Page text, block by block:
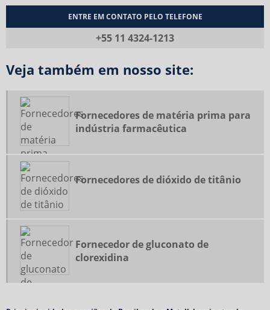
FABRICANTES DE INSUMOS QUÍMICOS
FLUORETO DE SÓDIO
FLUORETO DE SÓDIO PREÇO
FLUORETO DE SÓDIO VALOR
FORNECEDOR DE DIGLUCONATO DE CLOREXIDINA
FORNECEDOR DE GLUCONATO DE CLOREXIDINA
FORNECEDOR DE MENTOL
FORNECEDOR DE MOLIBDÊNIO METÁLICO
FORNECEDORES DE INSUMOS FARMACÊUTICOS
FORNECEDORES DE MATÉRIA PRIMA FARMACÊUTICA
FORNECEDORES DE MATÉRIA PRIMA PARA FARMÁCIA DE MANIPULAÇÃO
ENTRE EM CONTATO PELO TELEFONE
+55 11 4324-1213
Veja também em nosso site:
Fornecedores de matéria prima para
indústria farmacêutica
Fornecedores de dióxido de titânio
Fornecedor de gluconato de
clorexidina